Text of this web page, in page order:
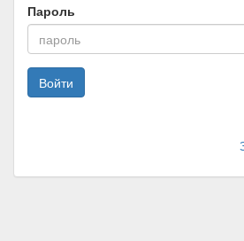
Пароль
Войти